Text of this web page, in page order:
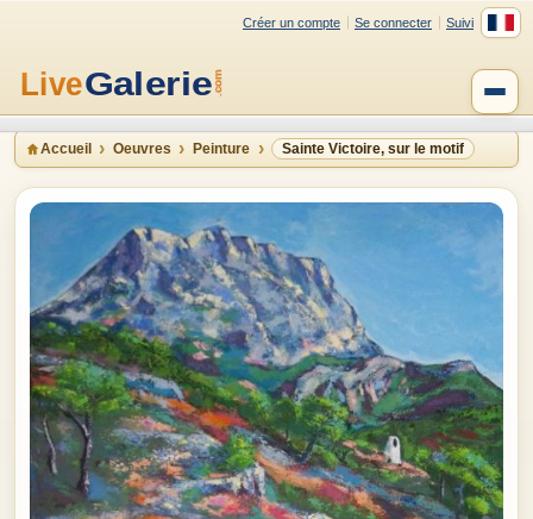
Créer un compte Se connecter Suivi
Accueil Oeuvres Peinture Sainte Victoire, sur le motif